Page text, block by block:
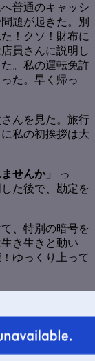
普通のキャッシ
題が起きた。別
！クソ！財布に
員さんに説明し
。私の運転免許
た。早く帰っ
んを見た。旅行
私の初挨拶は大
せんか」
っ
た後で、勘定を
、特別の暗号を
き生きと動い
ゆっくり上って